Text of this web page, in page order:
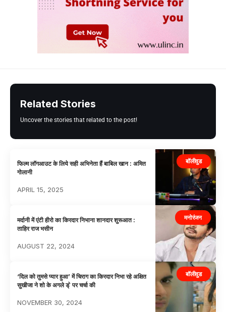
Related Stories
Uncover the stories that related to the post!
बॉलीवुड
फिल्म लॉगआउट के लिये सही अभिनेता हैं बाबिल खान : अमित
गोलानी
APRIL 15, 2025
मनोरंजन
मर्दानी में एंटी हीरो का किरदार निभाना शानदार शुरूआत :
ताहिर राज भसीन
AUGUST 22, 2024
बॉलीवुड
‘दिल को तुमसे प्यार हुआ’ में चिराग का किरदार निभा रहे अक्षित
सुखीजा ने शो के अगले ड् े पर चर्चा की
NOVEMBER 30, 2024